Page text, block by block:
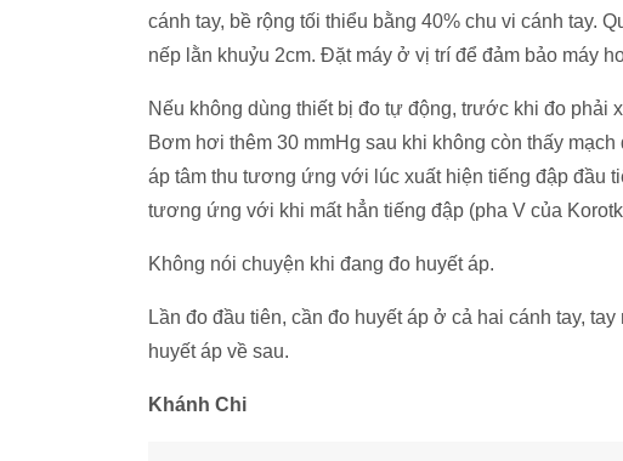
cánh tay, bề rộng tối thiểu bằng 40% chu vi cánh tay.
nếp lằn khuỷu 2cm. Đặt máy ở vị trí để đảm bảo máy
Nếu không dùng thiết bị đo tự động, trước khi đo phải
Bơm hơi thêm 30 mmHg sau khi không còn thấy
áp tâm thu tương ứng với lúc xuất hiện tiếng đập đầu
tương ứng với khi mất hẳn tiếng đập (pha V của
Không nói chuyện khi đang đo huyết áp.
Lần đo đầu tiên, cần đo huyết áp ở cả hai cánh tay,
huyết áp về sau.
Khánh Chi